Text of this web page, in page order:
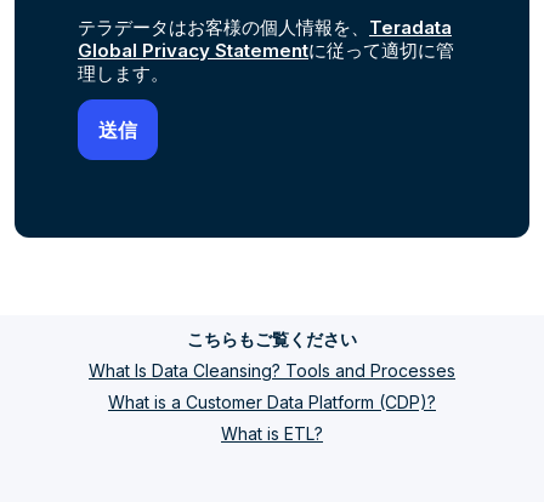
テラデータはお客様の個人情報を、 Teradata
Global Privacy Statementに従って適切に管
理します。
こちらもご覧ください
What Is Data Cleansing? Tools and Processes
What is a Customer Data Platform (CDP)?
What is ETL?